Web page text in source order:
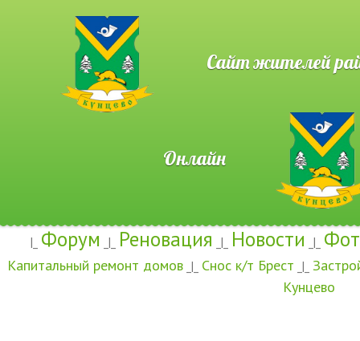
Сайт жителей
Онлайн
|_ Форум _|_ Реновация _|_ Новости _|_
Капитальный ремонт домов _|_ Снос к/т Брест _|_
Кунцево